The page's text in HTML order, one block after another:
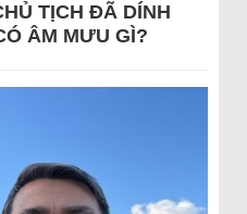
TỊCH ĐÃ DÍNH
ÂM MƯU GÌ?